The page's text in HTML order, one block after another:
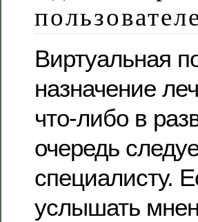
Виртуальная
назначение
что-либо в
очередь
специалисту.
услышать